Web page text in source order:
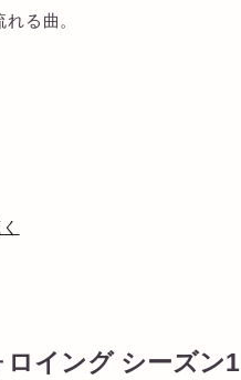
る曲。
ロイング シーズン